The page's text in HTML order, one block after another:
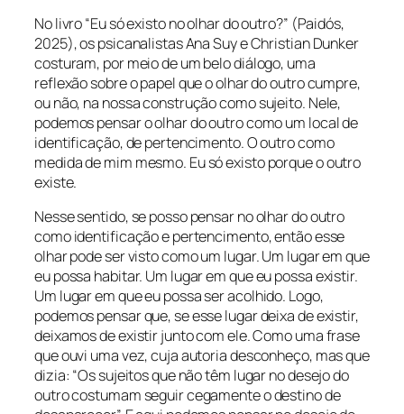
No livro “Eu só existo no olhar do outro?” (Paidós,
2025), os psicanalistas Ana Suy e Christian Dunker
costuram, por meio de um belo diálogo, uma
reflexão sobre o papel que o olhar do outro cumpre,
ou não, na nossa construção como sujeito. Nele,
podemos pensar o olhar do outro como um local de
identificação, de pertencimento. O outro como
medida de mim mesmo. Eu só existo porque o outro
existe.
Nesse sentido, se posso pensar no olhar do outro
como identificação e pertencimento, então esse
olhar pode ser visto como um lugar. Um lugar em que
eu possa habitar. Um lugar em que eu possa existir.
Um lugar em que eu possa ser acolhido. Logo,
podemos pensar que, se esse lugar deixa de existir,
deixamos de existir junto com ele. Como uma frase
que ouvi uma vez, cuja autoria desconheço, mas que
dizia: “Os sujeitos que não têm lugar no desejo do
outro costumam seguir cegamente o destino de